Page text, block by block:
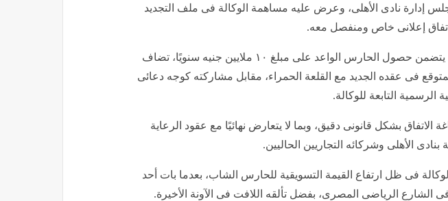
نادى الأهلى، وعرض عليه مساهمة الوكالة فى ملف التجديد
إعلانى خاص ومنفصل معه.
وأضاف المصدر أن المقترح يتضمن حصول الحارس الواعد على مبلغ ١٠ ملايين جنيه سنويًا، تضاف
فى عقده الجديد مع القلعة الحمراء، مقابل مشاركته كوجه دعائى
الرسمية التابعة للوكالة.
بشكل قانونى دقيق، وبما لا يتعارض نهائيًا مع عقود الرعاية
بنادى الأهلى وشركائه التجاريين الحاليين.
فى ظل ارتفاع القيمة التسويقية للحارس الشاب، بعدما بات أحد
فى الشارع الرياضى المصرى، بفضل تألقه اللافت فى الآونة الأخيرة.